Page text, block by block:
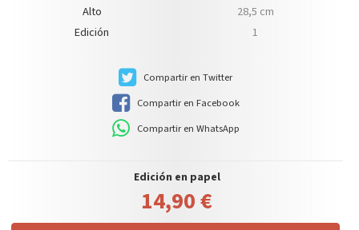
Alto
28,5 cm
Edición
1
Compartir en Twitter
Compartir en Facebook
Compartir en WhatsApp
Edición en papel
14,90 €